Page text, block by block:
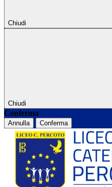
Chiudi
Chiudi
Conferma
Annulla Conferma